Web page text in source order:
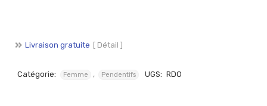
Livraison gratuite [ Détail ]
Catégorie: Femme , Pendentifs UGS: RDO